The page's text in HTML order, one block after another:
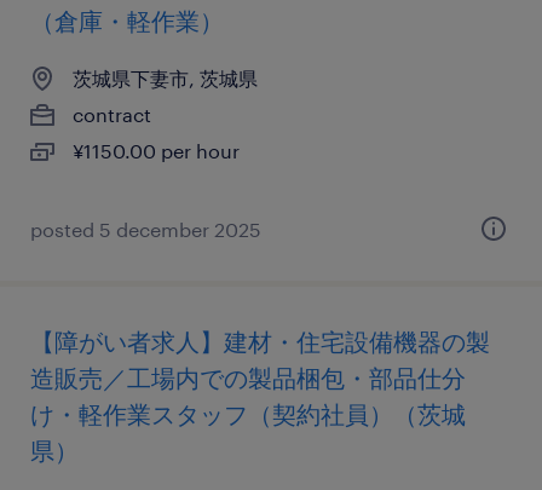
（倉庫・軽作業）
茨城県下妻市, 茨城県
contract
¥1150.00 per hour
posted 5 december 2025
【障がい者求人】建材・住宅設備機器の製
造販売／工場内での製品梱包・部品仕分
け・軽作業スタッフ（契約社員）（茨城
県）